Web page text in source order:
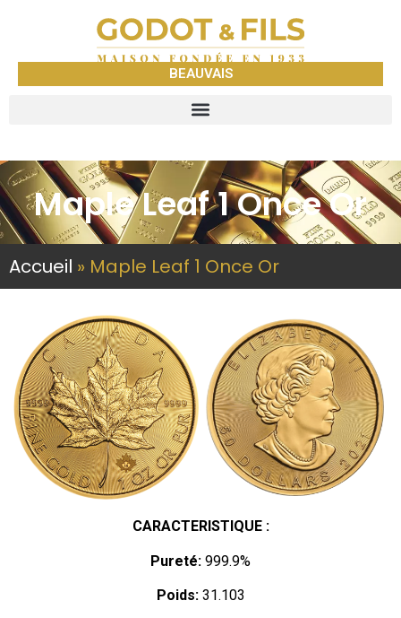
BEAUVAIS
Maple Leaf 1 Once Or
Accueil » Maple Leaf 1 Once Or
CARACTERISTIQUE :
Pureté: 999.9%
Poids:31.103